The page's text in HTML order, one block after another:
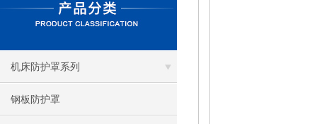
机床防护罩系列
钢板防护罩